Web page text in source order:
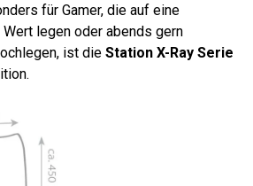
für Gamer, die auf eine
legen oder abends gern
ist die Station X-Ray Serie